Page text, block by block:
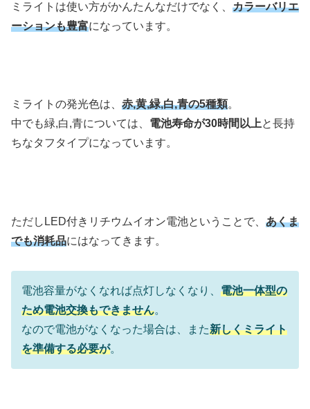
ミライトは使い方がかんたんなだけでなく、 カラーバリエ
ーションも豊富になっています。
ミライトの発光色は、 赤,黄,緑,白,青の5種類。
中でも緑,白,青については、 電池寿命が30時間以上と長持
ちなタフタイプになっています。
ただしLED付きリチウムイオン電池ということで、 あくま
でも消耗品にはなってきます。
電池容量がなくなれば点灯しなくなり、 電池一体型の
ため電池交換もできません。
なので電池がなくなった場合は、また新しくミライト
を準備する必要が。